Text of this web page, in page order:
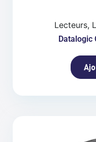
Lecteurs,
Datalogic